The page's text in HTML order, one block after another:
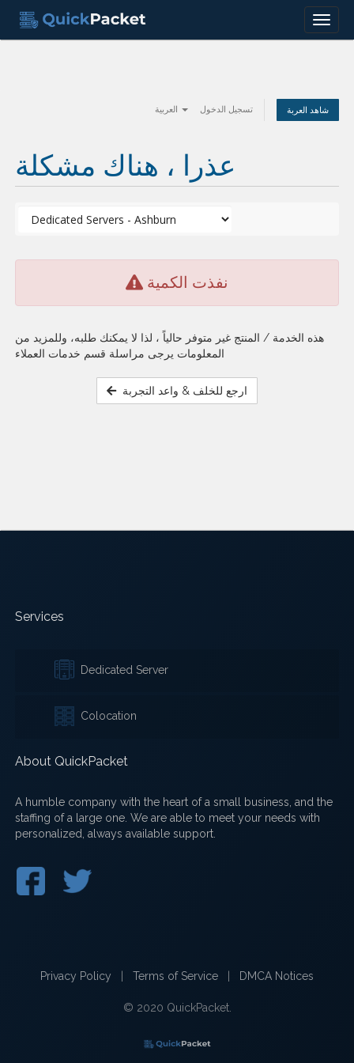
Menu
تسجيل الدخول شاهد العربة
عذرا ، هناك مشكلة
نفذت الكمية
هذه الخدمة / المنتج غير متوفر حالياً ، لذا لا يمكنك طلبه، وللمزيد من
المعلومات يرجى مراسلة قسم خدمات العملاء
ارجع للخلف & واعد التجربة
Services
Dedicated Server
Colocation
About QuickPacket
A humble company with the heart of a small business, and the
staffing of a large one. We are able to meet your needs with
personalized, always available support.
Privacy Policy Terms of Service DMCA Notices
© 2020 QuickPacket.